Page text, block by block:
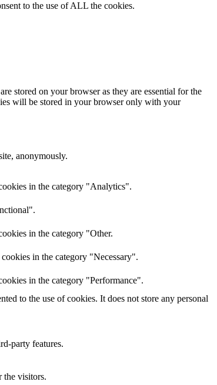
to the use of ALL the cookies.
stored on your browser as they are essential for the
will be stored in your browser only with your
anonymously.
in the category "Analytics".
in the category "Other.
in the category "Necessary".
in the category "Performance".
to the use of cookies. It does not store any personal
party features.
the visitors.